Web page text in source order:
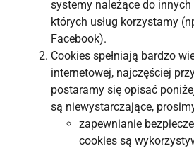
systemy należące do
których usług korzystamy
Facebook).
Cookies spełniają bardzo
internetowej, najczęściej
postaramy się opisać
są niewystarczające,
zapewnianie
cookies są